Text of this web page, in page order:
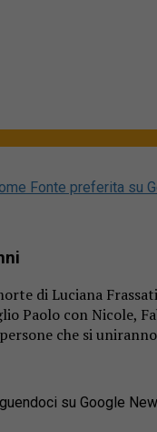
Fonte preferita su
di Luciana
Paolo con Nicole,
che si
su Google